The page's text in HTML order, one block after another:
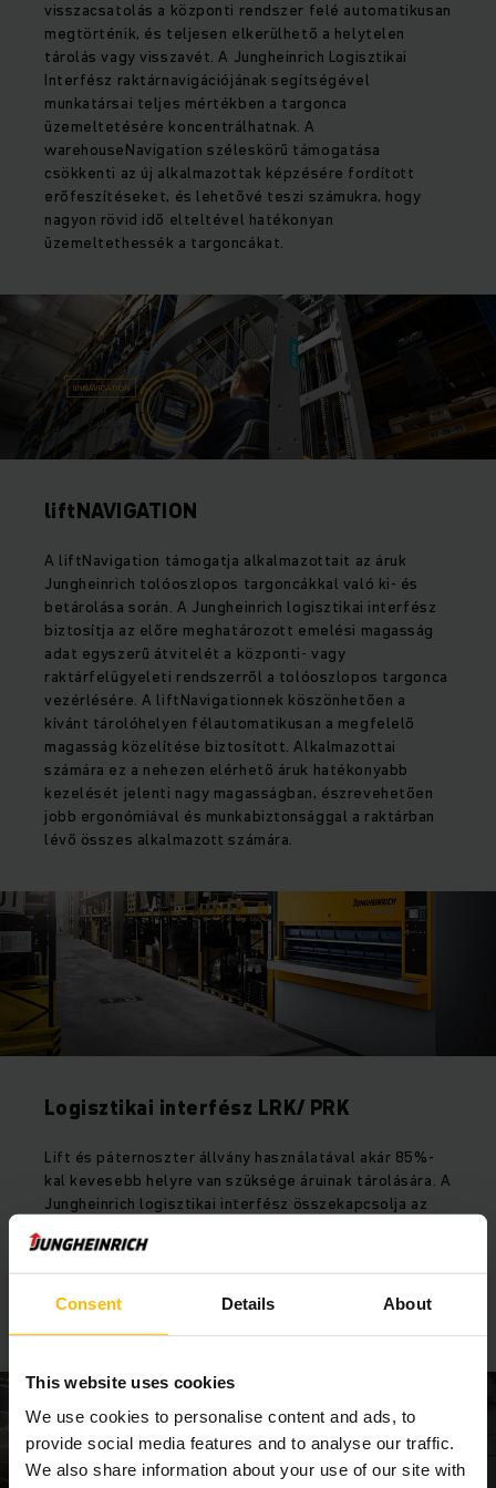
Consent Details About
This website uses cookies
We use cookies to personalise content and ads, to
provide social media features and to analyse our traffic.
We also share information about your use of our site with
visszacsatolás a központi rendszer felé automatikusan
megtörténik, és teljesen elkerülhető a helytelen
tárolás vagy visszavét. A Jungheinrich Logisztikai
Interfész raktárnavigációjának segítségével
munkatársai teljes mértékben a targonca
üzemeltetésére koncentrálhatnak. A
warehouseNavigation széleskörű támogatása
csökkenti az új alkalmazottak képzésére fordított
erőfeszítéseket, és lehetővé teszi számukra, hogy
nagyon rövid idő elteltével hatékonyan
üzemeltethessék a targoncákat.
liftNAVIGATION
A liftNavigation támogatja alkalmazottait az áruk
Jungheinrich tolóoszlopos targoncákkal való ki- és
betárolása során. A Jungheinrich logisztikai interfész
biztosítja az előre meghatározott emelési magasság
adat egyszerű átvitelét a központi- vagy
raktárfelügyeleti rendszerről a tolóoszlopos targonca
vezérlésére. A liftNavigationnek köszönhetően a
kívánt tárolóhelyen félautomatikusan a megfelelő
magasság közelítése biztosított. Alkalmazottai
számára ez a nehezen elérhető áruk hatékonyabb
kezelését jelenti nagy magasságban, észrevehetően
jobb ergonómiával és munkabiztonsággal a raktárban
lévő összes alkalmazott számára.
Logisztikai interfész LRK/ PRK
Lift és páternoszter állvány használatával akár 85%-
kal kevesebb helyre van szüksége áruinak tárolására. A
Jungheinrich logisztikai interfész összekapcsolja az
teljesen autonóm módon kezeli a raktárrendszert,
lehetővé téve az LRK/PRK logisztikai folyamatainak és
készleteinek ugyanolyan hatékony kezelését egy